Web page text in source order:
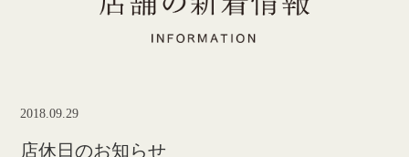
2018.09.29
店休日のお知らせ